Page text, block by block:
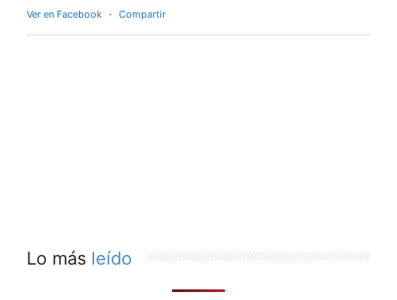
Ver en Facebook · Compartir
Lo más leído